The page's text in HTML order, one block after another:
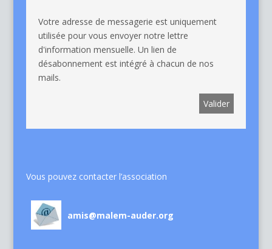
Votre adresse de messagerie est uniquement
utilisée pour vous envoyer notre lettre
d'information mensuelle. Un lien de
désabonnement est intégré à chacun de nos
mails.
Vous pouvez contacter l’association
amis@malem-auder.org